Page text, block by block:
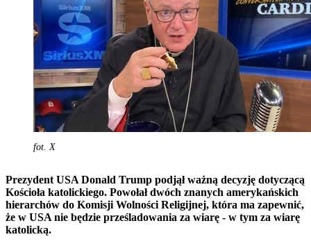
fot. X
Prezydent USA Donald Trump podjął ważną decyzję dotyczącą
Kościoła katolickiego. Powołał dwóch znanych amerykańskich
hierarchów do Komisji Wolności Religijnej, która ma zapewnić,
że w USA nie będzie prześladowania za wiarę - w tym za wiarę
katolicką.